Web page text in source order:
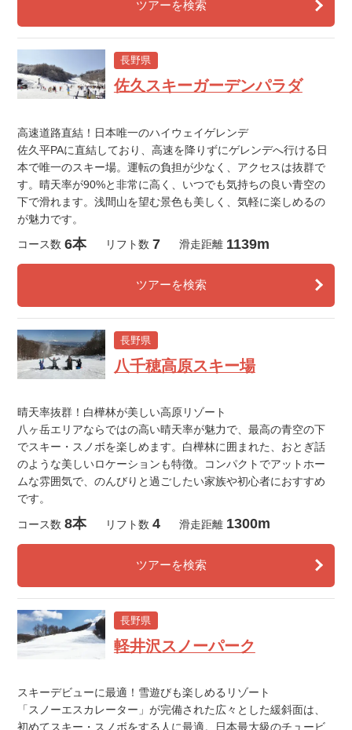
ツアーを検索
長野県
佐久スキーガーデンパラダ
高速道路直結！日本唯一のハイウェイゲレンデ
佐久平PAに直結しており、高速を降りずにゲレンデへ行ける日
本で唯一のスキー場。運転の負担が少なく、アクセスは抜群で
す。晴天率が90%と非常に高く、いつでも気持ちの良い青空の
下で滑れます。浅間山を望む景色も美しく、気軽に楽しめるの
が魅力です。
コース数 6本 リフト数 7 滑走距離 1139m
ツアーを検索
長野県
八千穂高原スキー場
晴天率抜群！白樺林が美しい高原リゾート
八ヶ岳エリアならではの高い晴天率が魅力で、最高の青空の下
でスキー・スノボを楽しめます。白樺林に囲まれた、おとぎ話
のような美しいロケーションも特徴。コンパクトでアットホー
ムな雰囲気で、のんびりと過ごしたい家族や初心者におすすめ
です。
コース数 8本 リフト数 4 滑走距離 1300m
ツアーを検索
長野県
軽井沢スノーパーク
スキーデビューに最適！雪遊びも楽しめるリゾート
「スノーエスカレーター」が完備された広々とした緩斜面は、
初めてスキー・スノボをする人に最適。日本最大級のチュービ